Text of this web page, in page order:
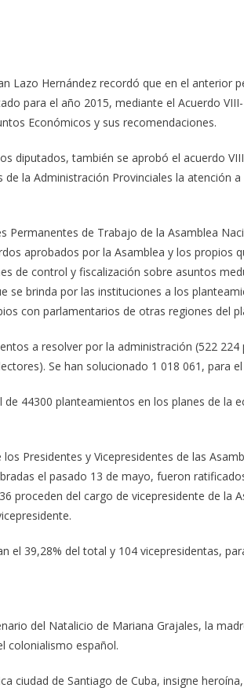
Lazo Hernández recordó que en el anterior
para el año 2015, mediante el Acuerdo
Económicos y sus recomendaciones.
diputados, también se aprobó el acuerdo
la Administración Provinciales la atención
Permanentes de Trabajo de la Asamblea
aprobados por la Asamblea y los propios
de control y fiscalización sobre asuntos
se brinda por las instituciones a los
con parlamentarios de otras regiones del
a resolver por la administración (522 224
Se han solucionado 1 018 061, para el
44300 planteamientos en los planes de la
Presidentes y Vicepresidentes de las
el pasado 13 de mayo, fueron
proceden del cargo de vicepresidente de la
el 39,28% del total y 104 vicepresidentas,
del Natalicio de Mariana Grajales, la
colonialismo español.
ciudad de Santiago de Cuba, insigne